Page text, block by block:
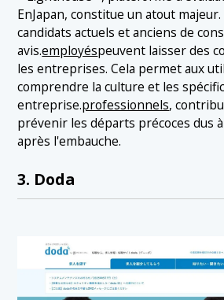
EnJapan, constitue un atout
candidats actuels et anciens de
avis.employéspeuvent laisser des
les entreprises. Cela permet aux
comprendre la culture et les
entreprise.professionnels,
prévenir les départs précoces dus
après l'embauche.
3. Doda